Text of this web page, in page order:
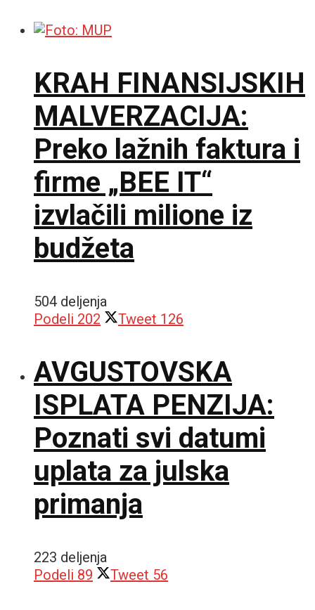
KRAH FINANSIJSKIH
MALVERZACIJA:
Preko lažnih faktura i
firme „BEE IT“
izvlačili milione iz
budžeta
504 deljenja
Podeli 202 Tweet 126
AVGUSTOVSKA
ISPLATA PENZIJA:
Poznati svi datumi
uplata za julska
primanja
223 deljenja
Podeli 89 Tweet 56